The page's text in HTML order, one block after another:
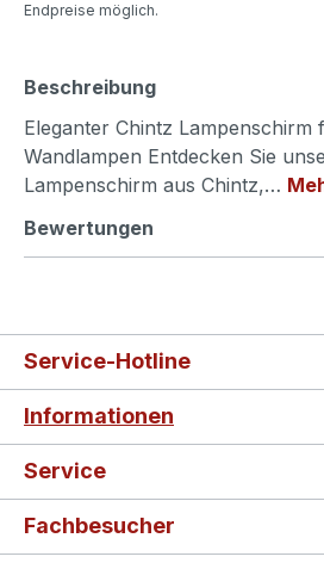
Endpreise möglich.
Beschreibung
Eleganter Chintz Lampenschirm
Wandlampen Entdecken Sie
Lampenschirm aus Chintz,…
Bewertungen
Service-Hotline
Informationen
Service
Fachbesucher